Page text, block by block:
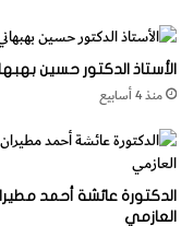
وجود مخاطر حقيقية
حاليا، فإن البحث
أظهر مدى قوة التعاون؛
مهمات البحث والتطوير
التوجهات الانعزالية
المجتمعية المهمة.
ص
الأستاذ الدكتور حسين
منذ 4 أسابيع
الدكتورة عائشة أحمد
العازمي